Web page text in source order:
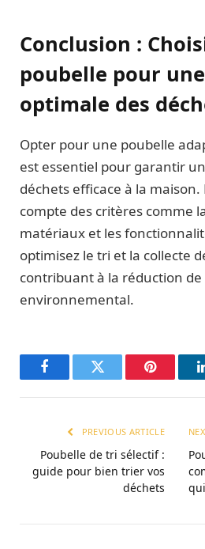
Conclusion :
poubelle pour
optimale des
Opter pour une poubelle
est essentiel pour garantir
déchets efficace à la
compte des critères comme
matériaux et les
optimisez le tri et la collecte
contribuant à la réduction
environnemental.
FacebookTwitter Pinterest
PREVIOUS ARTICLE
Poubelle de tri sélectif :
guide pour bien trier vos
déchets